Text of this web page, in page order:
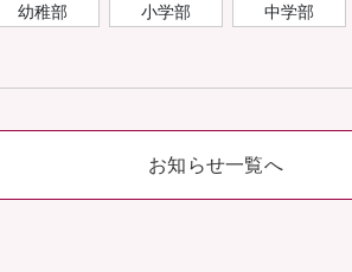
幼稚部 小学部 中学部
お知らせ一覧へ